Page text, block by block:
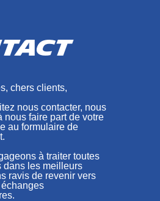
chers clients,
nous contacter, nous
nous faire part de votre
au formulaire de
à traiter toutes
dans les meilleurs
ravis de revenir vers
.